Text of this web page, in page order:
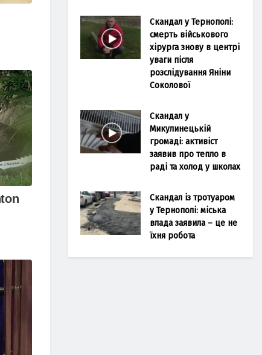
Скандал у Тернополі:
смерть військового
хірурга знову в центрі
уваги після
розслідування Яніни
Соколової
Скандал у
Микулинецькій
громаді: активіст
заявив про тепло в
раді та холод у школах
Скандал із тротуаром
у Тернополі: міська
влада заявила – це не
їхня робота